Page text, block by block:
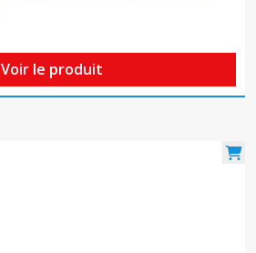
Voir le produit